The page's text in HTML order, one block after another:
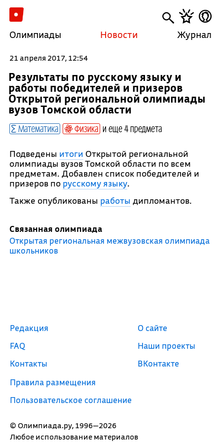
Олимпиады Новости Журнал
21 апреля 2017, 12:54
Результаты по русскому языку и
работы победителей и призеров
Открытой региональной олимпиады
вузов Томской области
Математика Физика и еще 4 предмета
Подведены итоги Открытой региональной
олимпиады вузов Томской области по всем
предметам. Добавлен список победителей и
призеров по русскому языку.
Также опубликованы работы дипломантов.
Связанная олимпиада
Открытая региональная межвузовская олимпиада
школьников
© Олимпиада.ру, 1996—2026
Любое использование материалов
Редакция
FAQ
Контакты
Правила размещения
Пользовательское соглашение
О сайте
Наши проекты
ВКонтакте